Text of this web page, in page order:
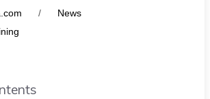
/
News